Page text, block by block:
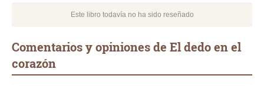
Este libro todavía no ha sido reseñado
Comentarios y opiniones de El dedo en el
corazón